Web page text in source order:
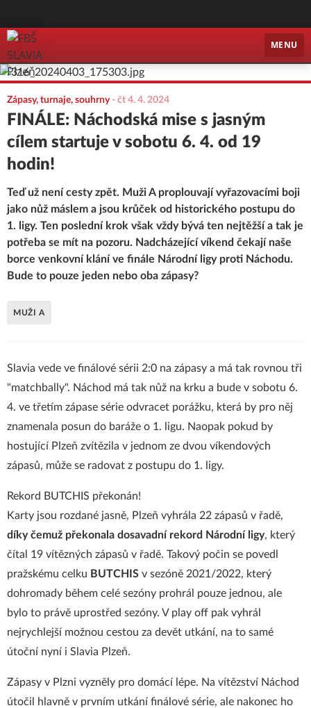
FBŠ SLAVIA Plzeň
MENU
Zápasy, turnaje, souhrny - čt 4. 4. 2024
FINÁLE: Náchodská mise s jasným
cílem startuje v sobotu 6. 4. od 19
hodin!
Teď už není cesty zpět. Muži A proplouvají vyřazovacími boji
jako nůž máslem a jsou krůček od historického postupu do
1. ligy. Ten poslední krok však vždy bývá ten nejtěžší a tak je
potřeba se mít na pozoru. Nadcházející víkend čekají naše
borce venkovní klání ve finále Národní ligy proti Náchodu.
Bude to pouze jeden nebo oba zápasy?
MUŽI A
Slavia vede ve finálové sérii 2:0 na zápasy a má tak rovnou tři
"matchbally". Náchod má tak nůž na krku a bude v sobotu 6.
4. ve třetím zápase série odvracet porážku, která by pro něj
znamenala posun do baráže o 1. ligu. Naopak pokud by
hostující Plzeň zvítězila v jednom ze dvou víkendových
zápasů, může se radovat z postupu do 1. ligy.
Rekord BUTCHIS překonán!
Karty jsou rozdané jasně, Plzeň vyhrála 22 zápasů v řadě,
díky čemuž překonala dosavadní rekord Národní ligy, který
čítal 19 vítězných zápasů v řadě. Takový počin se povedl
pražskému celku BUTCHIS v sezóně 2021/2022, který
dohromady během celé sezóny prohrál pouze jednou, ale
bylo to právě uprostřed sezóny. V play off pak vyhrál
nejrychlejší možnou cestou za devět utkání, na to samé
útoční nyní i Slavia Plzeň.
Zápasy v Plzni vyzněly pro domácí lépe. Na vítězství Náchod
útočil hlavně v prvním utkání finálové série, ale nakonec ho